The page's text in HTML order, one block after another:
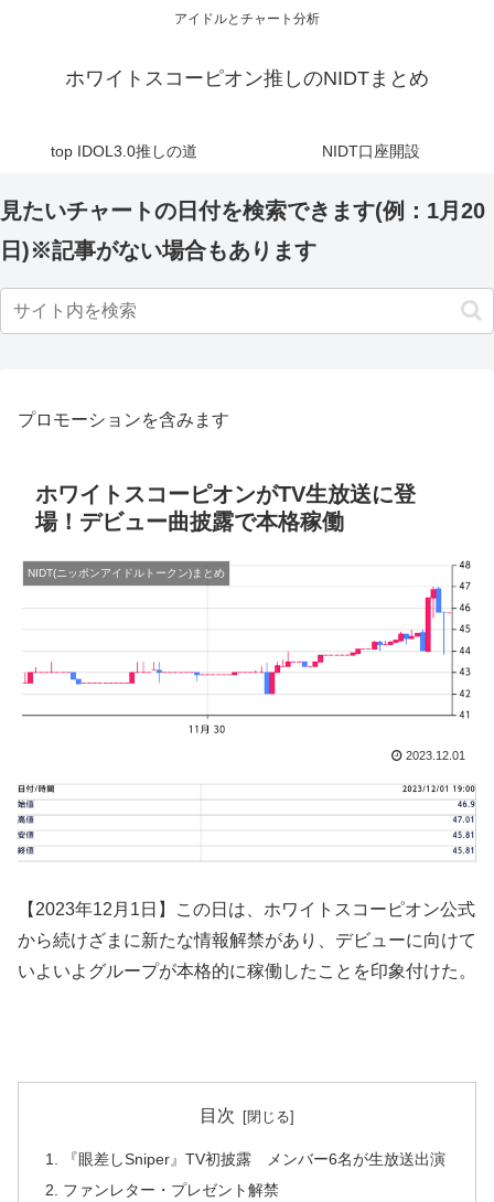
アイドルとチャート分析
ホワイトスコーピオン推しのNIDTまとめ
top IDOL3.0推しの道 NIDT口座開設
見たいチャートの日付を検索できます(例：1月20
日)※記事がない場合もあります
プロモーションを含みます
ホワイトスコーピオンがTV生放送に登
場！デビュー曲披露で本格稼働
NIDT(ニッポンアイドルトークン)まとめ
2023.12.01
【2023年12月1日】この日は、ホワイトスコーピオン公式
から続けざまに新たな情報解禁があり、デビューに向けて
いよいよグループが本格的に稼働したことを印象付けた。
目次
『眼差しSniper』TV初披露 メンバー6名が生放送出演
ファンレター・プレゼント解禁